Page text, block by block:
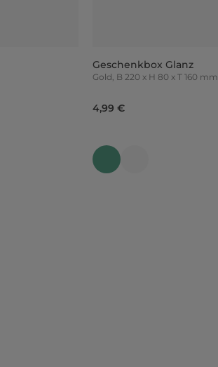
Geschenkbox Glanz
Gold, B 220 x H 80 x T 160 mm
4,99 €